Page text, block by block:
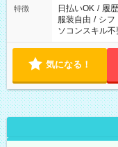
案内が難しい
特徴 日払いOK / 履
服装自由 / シフ
ソコンスキル不
気になる！